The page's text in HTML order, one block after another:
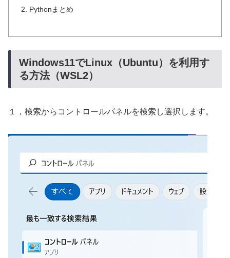
Pythonまとめ
Windows11でLinux（Ubuntu）を利用す
る方法（WSL2）
１，検索からコントロールパネルを検索し選択します。